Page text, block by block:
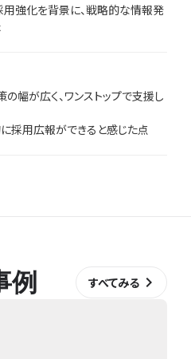
強化を背景に、戦略的な情報発
幅が広く、ワンストップで支援し
採用広報ができると感じた点
例 すべてみる keyboard_arrow_right